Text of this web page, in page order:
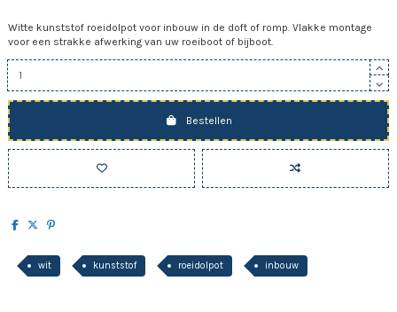
Witte kunststof roeidolpot voor inbouw in de doft of romp. Vlakke montage
voor een strakke afwerking van uw roeiboot of bijboot.
Bestellen
wit kunststof roeidolpot inbouw